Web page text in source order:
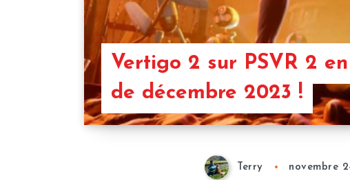
Vertigo 2 sur PSVR 2
de décembre 2023 !
Terry novembre